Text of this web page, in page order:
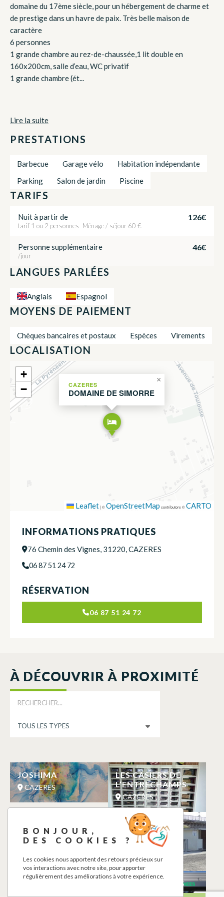
domaine du 17ème siècle, pour un hébergement de charme et
de prestige dans un havre de paix. Très belle maison de
caractère
6 personnes
1 grande chambre au rez-de-chaussée,1 lit double en
160x200cm, salle d’eau, WC privatif
1 grande chambre (ét...
Lire la suite
PRESTATIONS
Barbecue Garage vélo
Habitation indépendante
Parking
Salon de jardin Piscine
TARIFS
Nuit à partir de 126€
tarif 1 ou 2 personnes- Ménage / séjour 60 €
Personne supplémentaire 46€
/jour
LANGUES PARLÉES
Anglais Espagnol
MOYENS DE PAIEMENT
Chèques bancaires et postaux Espèces Virements
LOCALISATION
CAZERES
DOMAINE DE SIMORRE
×
+
−
Leaflet|©OpenStreetMap contributors ©CARTO
INFORMATIONS PRATIQUES
76 Chemin des Vignes, 31220, CAZERES
06 87 51 24 72
RÉSERVATION
06 87 51 24 72
À DÉCOUVRIR À PROXIMITÉ
JOSHIMA
CAZERES
LES CASIERS DE
L’ENTRECHAMPS
CAZERES
CAZERES
AIRE DE SERVICE
BORD DE
GARONNE
CAZERES
PHARMACIE DES
BONJOUR,
DES COOKIES ?
Les cookies nous apportent des retours précieux sur
vos interactions avec notre site, pour apporter
régulièrement des améliorations à votre expérience.